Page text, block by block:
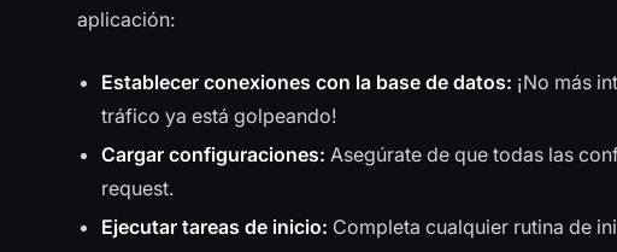
aplicación:
Establecer conexiones con la base de datos: ¡No más
tráfico ya está golpeando!
Cargar configuraciones: Asegúrate de que todas las
request.
Ejecutar tareas de inicio: Completa cualquier rutina de